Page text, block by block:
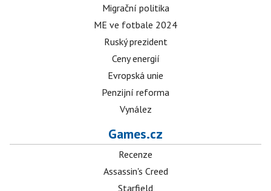
Migrační politika
ME ve fotbale 2024
Ruský prezident
Ceny energií
Evropská unie
Penzijní reforma
Vynález
Games.cz
Recenze
Assassin's Creed
Starfield